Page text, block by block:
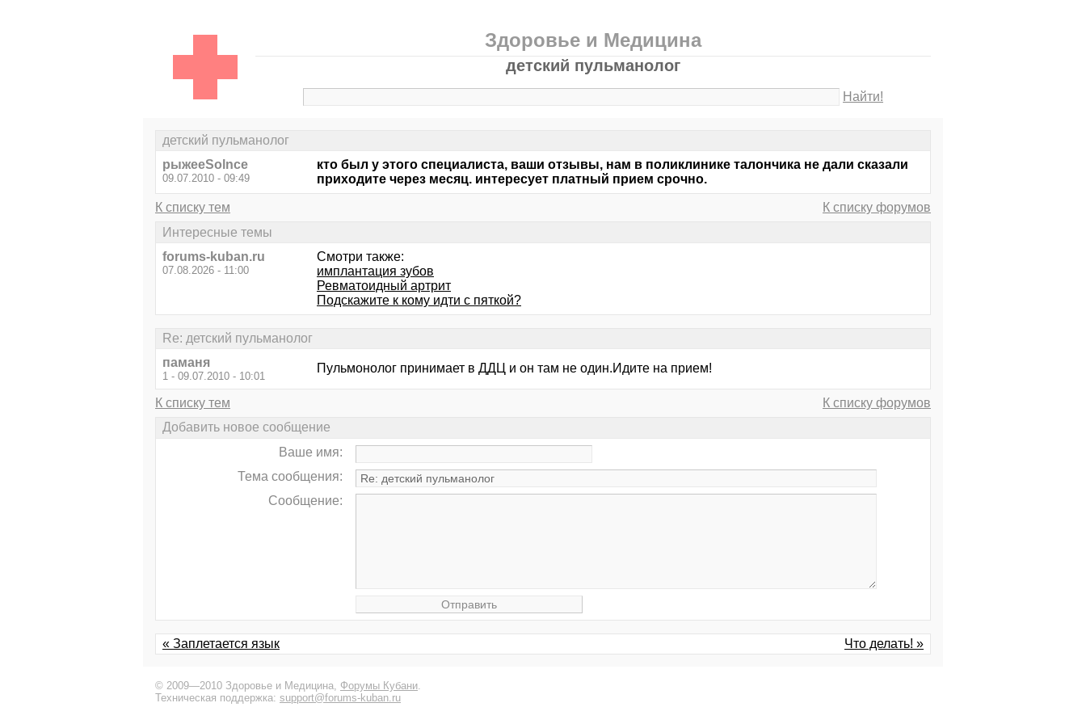
Здоровье и Медицина
детский пульманолог
Найти!
детский пульманолог
рыжееSolnce
09.07.2010 - 09:49
кто был у этого специалиста, ваши отзывы, нам в поликлинике талончика не дали сказали
приходите через месяц. интересует платный прием срочно.
К списку тем
К списку форумов
Интересные темы
forums-kuban.ru
07.08.2026 - 11:00
Смотри также:
имплантация зубов
Ревматоидный артрит
Подскажите к кому идти с пяткой?
Re: детский пульманолог
паманя
1 - 09.07.2010 - 10:01
Пульмонолог принимает в ДДЦ и он там не один.Идите на прием!
К списку тем
К списку форумов
Добавить новое сообщение
Ваше имя:
Тема сообщения:
Сообщение:
« Заплетается язык Что делать! »
© 2009—2010 Здоровье и Медицина, Форумы Кубани
Техническая поддержка: support@forums-kuban.ru